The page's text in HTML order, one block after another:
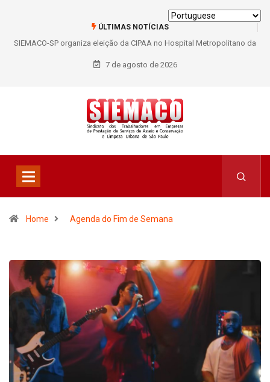
ÚLTIMAS NOTÍCIAS
SIEMACO-SP organiza eleição da CIPAA no Hospital Metropolitano da
Lapa e fortalece participação dos trabalhadores
7 de agosto de 2026
Home Agenda do Fim de Semana